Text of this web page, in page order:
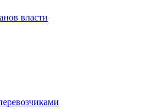
власти